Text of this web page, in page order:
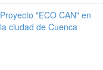
Proyecto "ECO CAN" en
la ciudad de Cuenca